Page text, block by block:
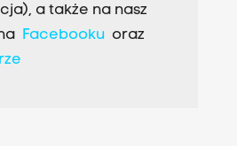
a także na nasz
Facebookuoraz